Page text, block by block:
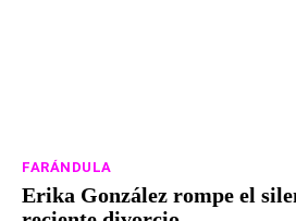
FARÁNDULA
Erika González rompe el